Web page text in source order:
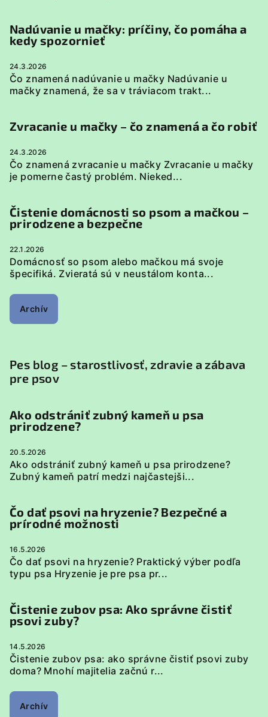
Nadúvanie u mačky: príčiny, čo pomáha a
kedy spozornieť
24.3.2026
Čo znamená nadúvanie u mačky Nadúvanie u
mačky znamená, že sa v tráviacom trakt...
Zvracanie u mačky – čo znamená a čo robiť
24.3.2026
Čo znamená zvracanie u mačky Zvracanie u mačky
je pomerne častý problém. Nieked...
Čistenie domácnosti so psom a mačkou –
prirodzene a bezpečne
22.1.2026
Domácnosť so psom alebo mačkou má svoje
špecifiká. Zvieratá sú v neustálom konta...
Archív
Pes blog – starostlivosť, zdravie a zábava
pre psov
Ako odstrániť zubný kameň u psa
prirodzene?
20.5.2026
Ako odstrániť zubný kameň u psa prirodzene?
Zubný kameň patrí medzi najčastejši...
Čo dať psovi na hryzenie? Bezpečné a
prírodné možnosti
16.5.2026
Čo dať psovi na hryzenie? Praktický výber podľa
typu psa Hryzenie je pre psa pr...
Čistenie zubov psa: Ako správne čistiť
psovi zuby?
14.5.2026
Čistenie zubov psa: ako správne čistiť psovi zuby
doma? Mnohí majitelia začnú r...
Archív